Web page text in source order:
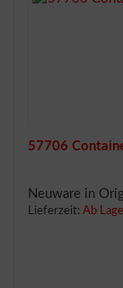
57706
Neuware in
Lieferzeit: Ab